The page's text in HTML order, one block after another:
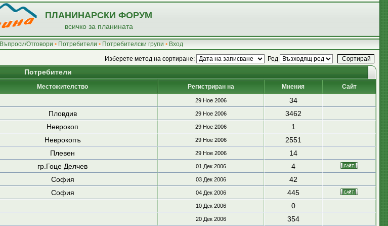
ПЛАНИНАРСКИ ФОРУМ
всичко за планината
Въпроси/Отговори • Потребители • Потребителски групи • Вход
Изберете метод на сортиране: Ред
Потребители
Местожителство Регистриран на Мнения Сайт
29 Ное 2006
34
Пловдив 29 Ное 2006
3462
Неврокоп 29 Ное 2006
1
Неврокопъ 29 Ное 2006
2551
Плевен 29 Ное 2006
14
гр.Гоце Делчев 01 Дек 2006
4
София 03 Дек 2006
42
София 04 Дек 2006
445
10 Дек 2006
0
20 Дек 2006
354